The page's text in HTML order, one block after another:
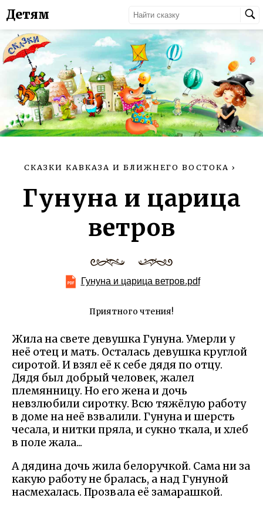
Детям
СКАЗКИ КАВКАЗА И БЛИЖНЕГО ВОСТОКА ›
Гунуна и царица
ветров
Гунуна и царица ветров.pdf
Приятного чтения!
Жила на свете девушка Гунуна. Умерли у
неё отец и мать. Осталась девушка круглой
сиротой. И взял её к себе дядя по отцу.
Дядя был добрый человек, жалел
племянницу. Но его жена и дочь
невзлюбили сиротку. Всю тяжёлую работу
в доме на неё взвалили. Гунуна и шерсть
чесала, и нитки пряла, и сукно ткала, и хлеб
в поле жала...
А дядина дочь жила белоручкой. Сама ни за
какую работу не бралась, а над Гунуной
насмехалась. Прозвала её замарашкой.